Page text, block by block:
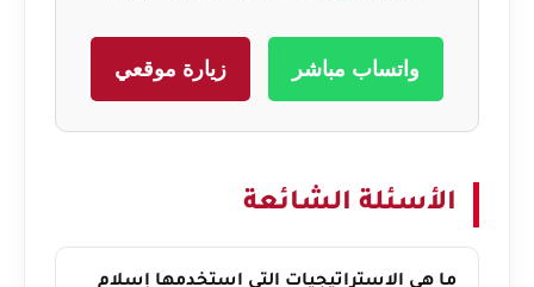
واتساب مباشر زيارة موقعي
الأسئلة الشائعة
ما هي الاستراتيجيات التي استخدمها إسلام